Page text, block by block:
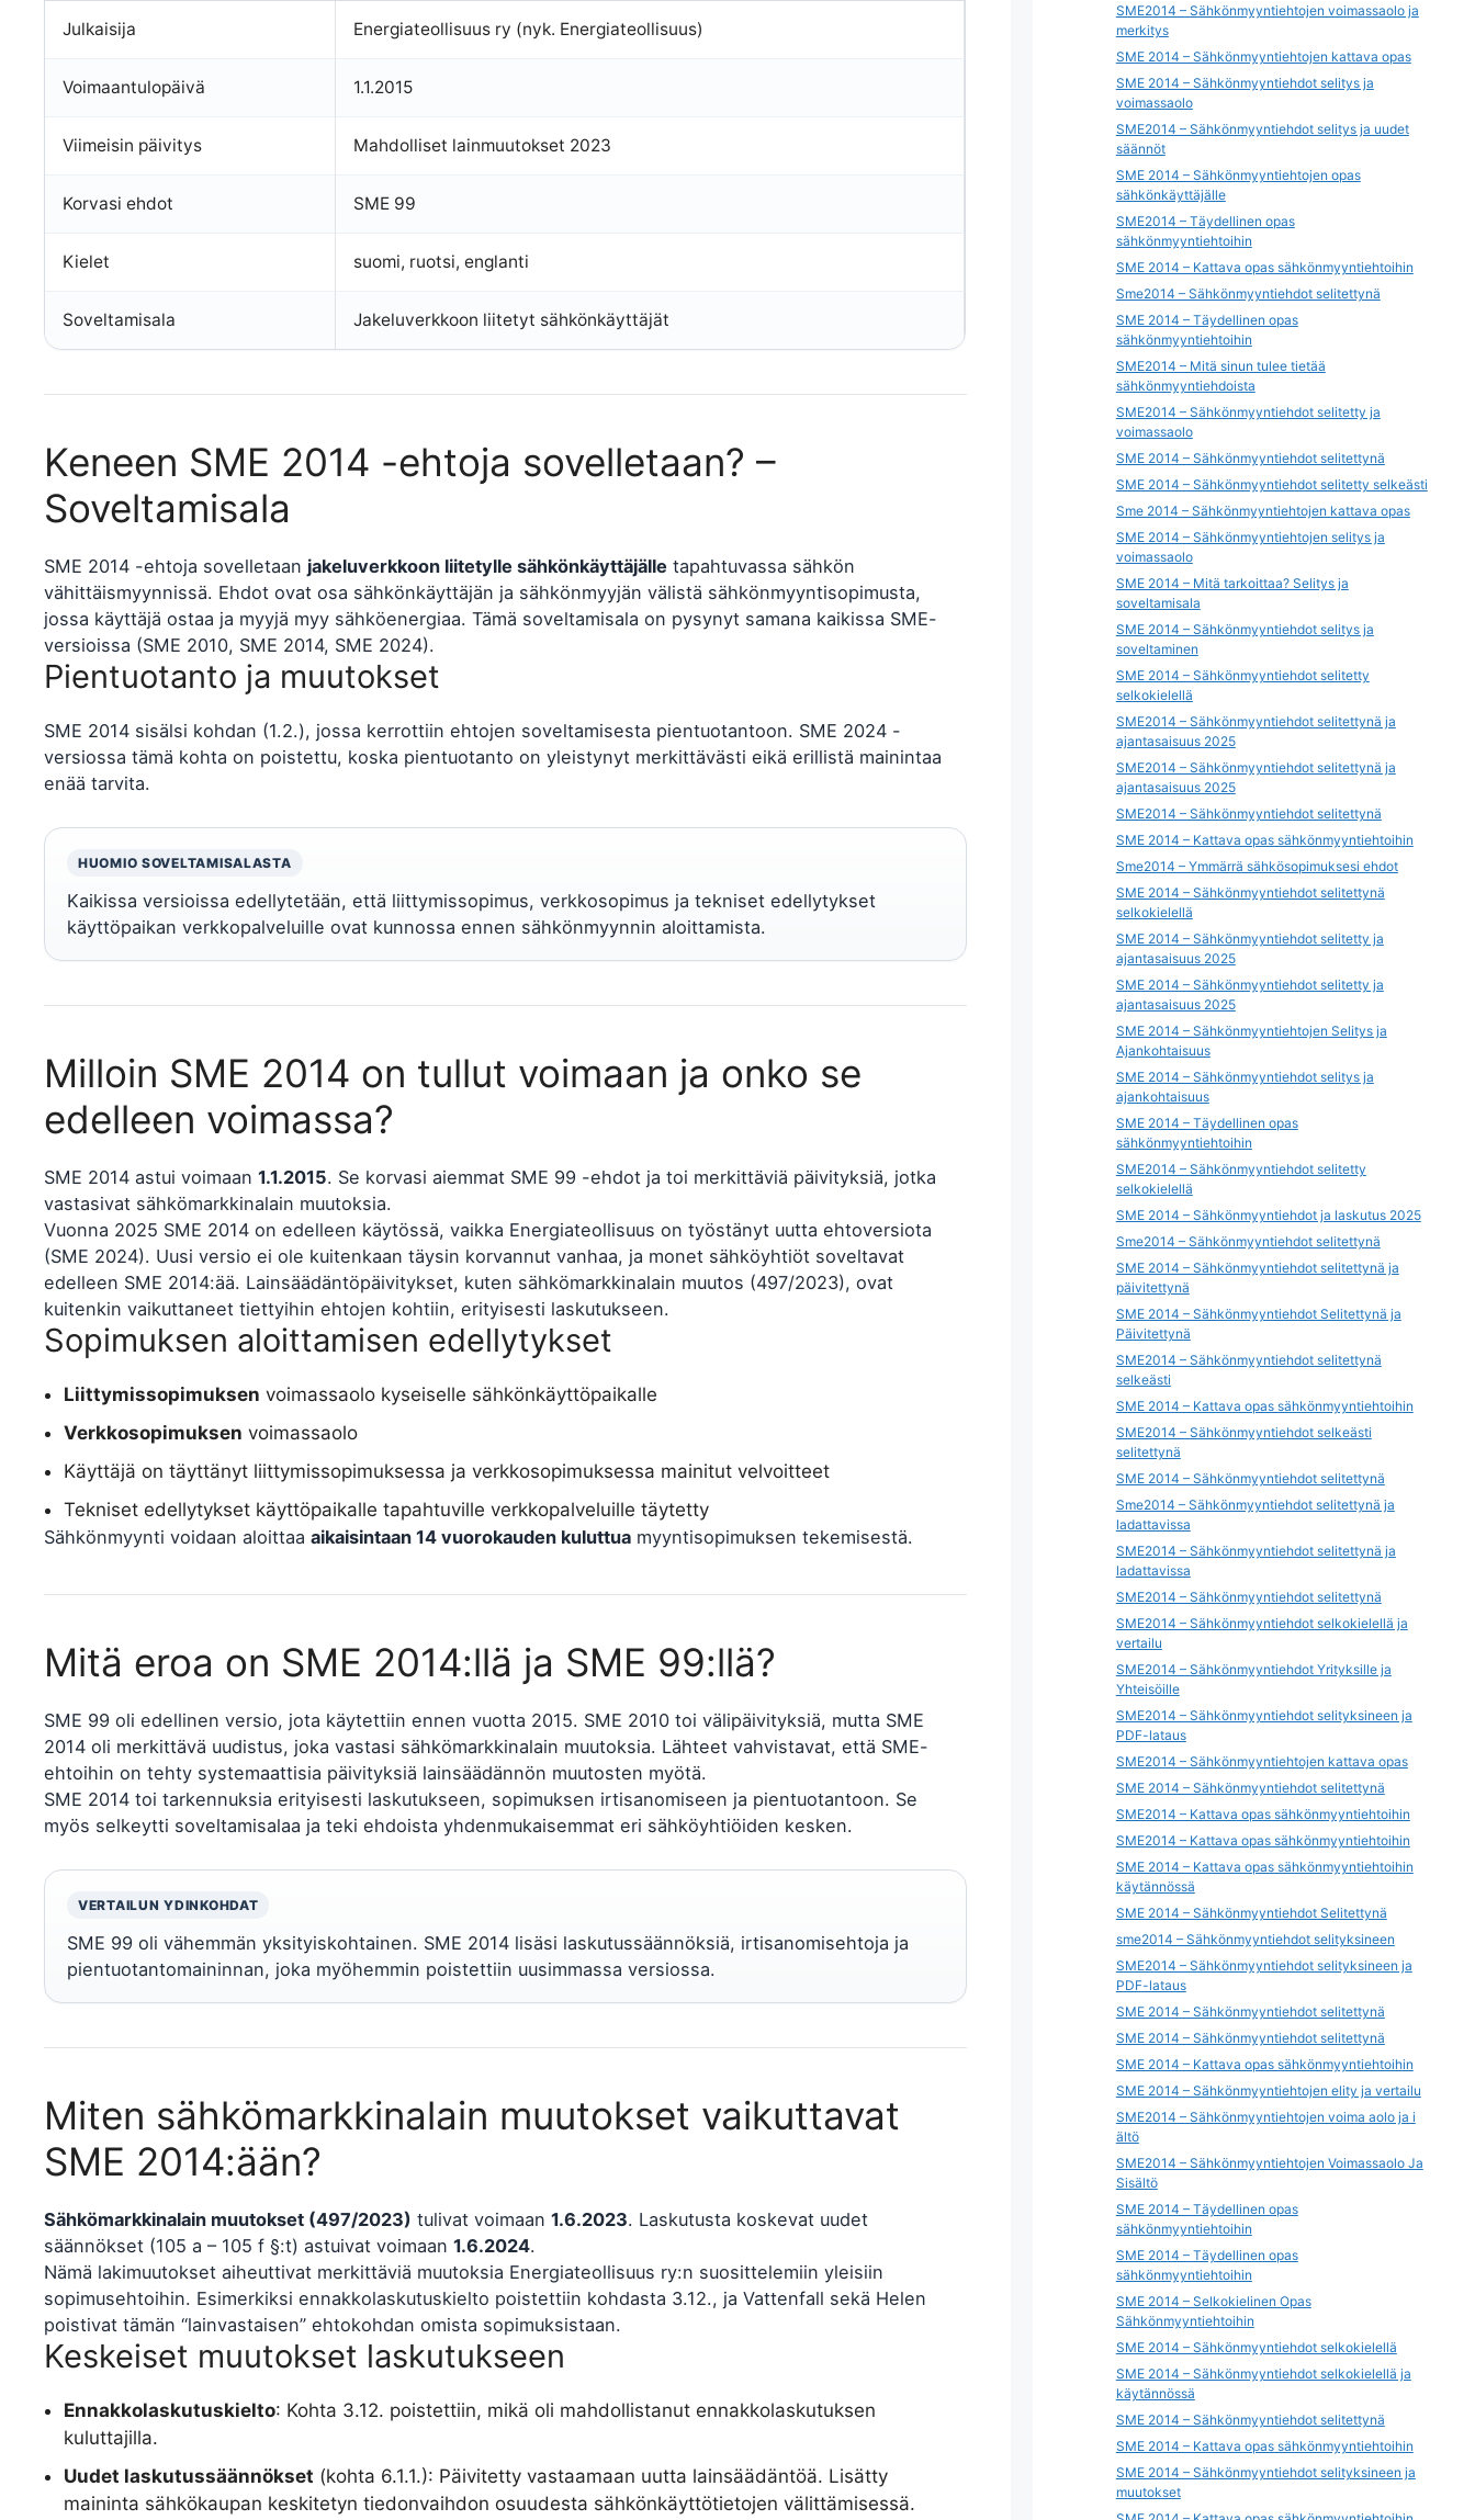
Julkaisija Energiateollisuus ry (nyk. Energiateollisuus)
Voimaantulopäivä 1.1.2015
Viimeisin päivitys Mahdolliset lainmuutokset 2023
Korvasi ehdot SME 99
Kielet suomi, ruotsi, englanti
Soveltamisala Jakeluverkkoon liitetyt sähkönkäyttäjät
Keneen SME 2014 -ehtoja sovelletaan? –
Soveltamisala
SME 2014 -ehtoja sovelletaan jakeluverkkoon liitetylle sähkönkäyttäjälle tapahtuvassa sähkön
vähittäismyynnissä. Ehdot ovat osa sähkönkäyttäjän ja sähkönmyyjän välistä sähkönmyyntisopimusta,
jossa käyttäjä ostaa ja myyjä myy sähköenergiaa. Tämä soveltamisala on pysynyt samana kaikissa SME-
versioissa (SME 2010, SME 2014, SME 2024).
Pientuotanto ja muutokset
SME 2014 sisälsi kohdan (1.2.), jossa kerrottiin ehtojen soveltamisesta pientuotantoon. SME 2024 -
versiossa tämä kohta on poistettu, koska pientuotanto on yleistynyt merkittävästi eikä erillistä mainintaa
enää tarvita.
HUOMIO SOVELTAMISALASTA
Kaikissa versioissa edellytetään, että liittymissopimus, verkkosopimus ja tekniset edellytykset
käyttöpaikan verkkopalveluille ovat kunnossa ennen sähkönmyynnin aloittamista.
Milloin SME 2014 on tullut voimaan ja onko se
edelleen voimassa?
SME 2014 astui voimaan 1.1.2015. Se korvasi aiemmat SME 99 -ehdot ja toi merkittäviä päivityksiä, jotka
vastasivat sähkömarkkinalain muutoksia.
Vuonna 2025 SME 2014 on edelleen käytössä, vaikka Energiateollisuus on työstänyt uutta ehtoversiota
(SME 2024). Uusi versio ei ole kuitenkaan täysin korvannut vanhaa, ja monet sähköyhtiöt soveltavat
edelleen SME 2014:ää. Lainsäädäntöpäivitykset, kuten sähkömarkkinalain muutos (497/2023), ovat
kuitenkin vaikuttaneet tiettyihin ehtojen kohtiin, erityisesti laskutukseen.
Sopimuksen aloittamisen edellytykset
Liittymissopimuksen voimassaolo kyseiselle sähkönkäyttöpaikalle
Verkkosopimuksen voimassaolo
Käyttäjä on täyttänyt liittymissopimuksessa ja verkkosopimuksessa mainitut velvoitteet
Tekniset edellytykset käyttöpaikalle tapahtuville verkkopalveluille täytetty
Sähkönmyynti voidaan aloittaa aikaisintaan 14 vuorokauden kuluttua myyntisopimuksen tekemisestä.
Mitä eroa on SME 2014:llä ja SME 99:llä?
SME 99 oli edellinen versio, jota käytettiin ennen vuotta 2015. SME 2010 toi välipäivityksiä, mutta SME
2014 oli merkittävä uudistus, joka vastasi sähkömarkkinalain muutoksia. Lähteet vahvistavat, että SME-
ehtoihin on tehty systemaattisia päivityksiä lainsäädännön muutosten myötä.
SME 2014 toi tarkennuksia erityisesti laskutukseen, sopimuksen irtisanomiseen ja pientuotantoon. Se
myös selkeytti soveltamisalaa ja teki ehdoista yhdenmukaisemmat eri sähköyhtiöiden kesken.
VERTAILUN YDINKOHDAT
SME 99 oli vähemmän yksityiskohtainen. SME 2014 lisäsi laskutussäännöksiä, irtisanomisehtoja ja
pientuotantomaininnan, joka myöhemmin poistettiin uusimmassa versiossa.
Miten sähkömarkkinalain muutokset vaikuttavat
SME 2014:ään?
Sähkömarkkinalain muutokset (497/2023) tulivat voimaan 1.6.2023. Laskutusta koskevat uudet
säännökset (105 a – 105 f §:t) astuivat voimaan 1.6.2024.
Nämä lakimuutokset aiheuttivat merkittäviä muutoksia Energiateollisuus ry:n suosittelemiin yleisiin
sopimusehtoihin. Esimerkiksi ennakkolaskutuskielto poistettiin kohdasta 3.12., ja Vattenfall sekä Helen
poistivat tämän “lainvastaisen” ehtokohdan omista sopimuksistaan.
Keskeiset muutokset laskutukseen
Ennakkolaskutuskielto: Kohta 3.12. poistettiin, mikä oli mahdollistanut ennakkolaskutuksen
kuluttajilla.
Uudet laskutussäännökset (kohta 6.1.1.): Päivitetty vastaamaan uutta lainsäädäntöä. Lisätty
maininta sähkökaupan keskitetyn tiedonvaihdon osuudesta sähkönkäyttötietojen välittämisessä.
SME2014 – Sähkönmyyntiehtojen voimassaolo ja
merkitys
SME 2014 – Sähkönmyyntiehtojen kattava opas
SME 2014 – Sähkönmyyntiehdot selitys ja
voimassaolo
SME2014 – Sähkönmyyntiehdot selitys ja uudet
säännöt
SME 2014 – Sähkönmyyntiehtojen opas
sähkönkäyttäjälle
SME2014 – Täydellinen opas
sähkönmyyntiehtoihin
SME 2014 – Kattava opas sähkönmyyntiehtoihin
Sme2014 – Sähkönmyyntiehdot selitettynä
SME 2014 – Täydellinen opas
sähkönmyyntiehtoihin
SME2014 – Mitä sinun tulee tietää
sähkönmyyntiehdoista
SME2014 – Sähkönmyyntiehdot selitetty ja
voimassaolo
SME 2014 – Sähkönmyyntiehdot selitettynä
SME 2014 – Sähkönmyyntiehdot selitetty selkeästi
Sme 2014 – Sähkönmyyntiehtojen kattava opas
SME 2014 – Sähkönmyyntiehtojen selitys ja
voimassaolo
SME 2014 – Mitä tarkoittaa? Selitys ja
soveltamisala
SME 2014 – Sähkönmyyntiehdot selitys ja
soveltaminen
SME 2014 – Sähkönmyyntiehdot selitetty
selkokielellä
SME2014 – Sähkönmyyntiehdot selitettynä ja
ajantasaisuus 2025
SME2014 – Sähkönmyyntiehdot selitettynä ja
ajantasaisuus 2025
SME2014 – Sähkönmyyntiehdot selitettynä
SME 2014 – Kattava opas sähkönmyyntiehtoihin
Sme2014 – Ymmärrä sähkösopimuksesi ehdot
SME 2014 – Sähkönmyyntiehdot selitettynä
selkokielellä
SME 2014 – Sähkönmyyntiehdot selitetty ja
ajantasaisuus 2025
SME 2014 – Sähkönmyyntiehdot selitetty ja
ajantasaisuus 2025
SME 2014 – Sähkönmyyntiehtojen Selitys ja
Ajankohtaisuus
SME 2014 – Sähkönmyyntiehdot selitys ja
ajankohtaisuus
SME 2014 – Täydellinen opas
sähkönmyyntiehtoihin
SME2014 – Sähkönmyyntiehdot selitetty
selkokielellä
SME 2014 – Sähkönmyyntiehdot ja laskutus 2025
Sme2014 – Sähkönmyyntiehdot selitettynä
SME 2014 – Sähkönmyyntiehdot selitettynä ja
päivitettynä
SME 2014 – Sähkönmyyntiehdot Selitettynä ja
Päivitettynä
SME2014 – Sähkönmyyntiehdot selitettynä
selkeästi
SME 2014 – Kattava opas sähkönmyyntiehtoihin
SME2014 – Sähkönmyyntiehdot selkeästi
selitettynä
SME 2014 – Sähkönmyyntiehdot selitettynä
Sme2014 – Sähkönmyyntiehdot selitettynä ja
ladattavissa
SME2014 – Sähkönmyyntiehdot selitettynä ja
ladattavissa
SME2014 – Sähkönmyyntiehdot selitettynä
SME2014 – Sähkönmyyntiehdot selkokielellä ja
vertailu
SME2014 – Sähkönmyyntiehdot Yrityksille ja
Yhteisöille
SME2014 – Sähkönmyyntiehdot selityksineen ja
PDF-lataus
SME2014 – Sähkönmyyntiehtojen kattava opas
SME 2014 – Sähkönmyyntiehdot selitettynä
SME2014 – Kattava opas sähkönmyyntiehtoihin
SME2014 – Kattava opas sähkönmyyntiehtoihin
SME 2014 – Kattava opas sähkönmyyntiehtoihin
käytännössä
SME 2014 – Sähkönmyyntiehdot Selitettynä
sme2014 – Sähkönmyyntiehdot selityksineen
SME2014 – Sähkönmyyntiehdot selityksineen ja
PDF-lataus
SME 2014 – Sähkönmyyntiehdot selitettynä
SME 2014 – Sähkönmyyntiehdot selitettynä
SME 2014 – Kattava opas sähkönmyyntiehtoihin
SME 2014 – Sähkönmyyntiehtojen elity ja vertailu
SME2014 – Sähkönmyyntiehtojen voima aolo ja i
ältö
SME2014 – Sähkönmyyntiehtojen Voimassaolo Ja
Sisältö
SME 2014 – Täydellinen opas
sähkönmyyntiehtoihin
SME 2014 – Täydellinen opas
sähkönmyyntiehtoihin
SME 2014 – Selkokielinen Opas
Sähkönmyyntiehtoihin
SME 2014 – Sähkönmyyntiehdot selkokielellä
SME 2014 – Sähkönmyyntiehdot selkokielellä ja
käytännössä
SME 2014 – Sähkönmyyntiehdot selitettynä
SME 2014 – Kattava opas sähkönmyyntiehtoihin
SME 2014 – Sähkönmyyntiehdot selityksineen ja
muutokset